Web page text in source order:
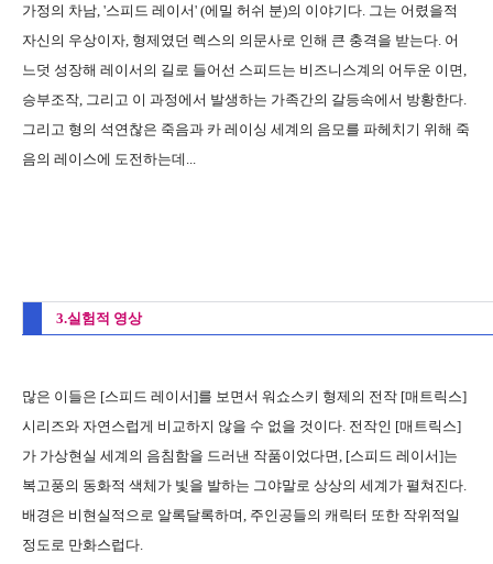
가정의 차남, '스피드 레이서' (에밀 허쉬 분)의 이야기다. 그는 어렸을적
자신의 우상이자, 형제였던 렉스의 의문사로 인해 큰 충격을 받는다. 어
느덧 성장해 레이서의 길로 들어선 스피드는 비즈니스계의 어두운 이면,
승부조작, 그리고 이 과정에서 발생하는 가족간의 갈등속에서 방황한다.
그리고 형의 석연찮은 죽음과 카 레이싱 세계의 음모를 파헤치기 위해 죽
음의 레이스에 도전하는데...
3.실험적 영상
많은 이들은 [스피드 레이서]를 보면서 워쇼스키 형제의 전작 [매트릭스]
시리즈와 자연스럽게 비교하지 않을 수 없을 것이다. 전작인 [매트릭스]
가 가상현실 세계의 음침함을 드러낸 작품이었다면, [스피드 레이서]는
복고풍의 동화적 색체가 빛을 발하는 그야말로 상상의 세계가 펼쳐진다.
배경은 비현실적으로 알록달록하며, 주인공들의 캐릭터 또한 작위적일
정도로 만화스럽다.